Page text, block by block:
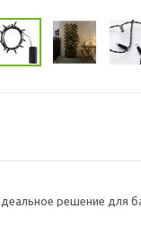
решение для